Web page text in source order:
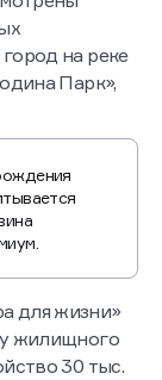
на реке
Парк»,
для жизни»
жилищного
30 тыс.